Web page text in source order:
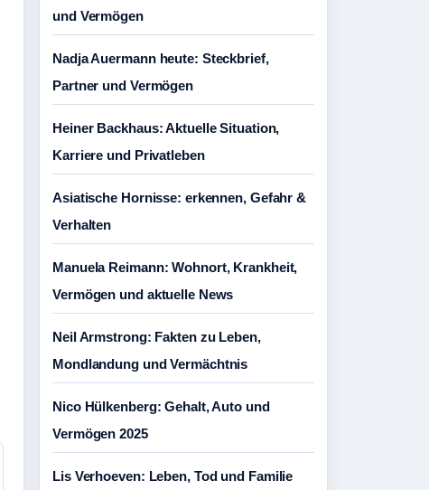
und Vermögen
Nadja Auermann heute: Steckbrief,
Partner und Vermögen
Heiner Backhaus: Aktuelle Situation,
Karriere und Privatleben
Asiatische Hornisse: erkennen, Gefahr &
Verhalten
Manuela Reimann: Wohnort, Krankheit,
Vermögen und aktuelle News
Neil Armstrong: Fakten zu Leben,
Mondlandung und Vermächtnis
Nico Hülkenberg: Gehalt, Auto und
Vermögen 2025
Lis Verhoeven: Leben, Tod und Familie